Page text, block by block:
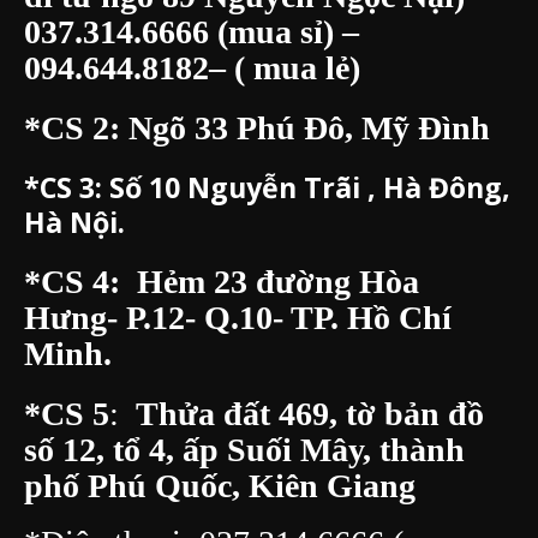
037.314.6666 (mua sỉ) –
094.644.8182– ( mua lẻ)
*CS 2: Ngõ 33 Phú Đô, Mỹ Đình
*CS 3: Số 10 Nguyễn Trãi , Hà Đông,
Hà Nội.
*CS 4: Hẻm 23 đường Hòa
Hưng- P.12- Q.10- TP. Hồ Chí
Minh.
*CS 5: Thửa đất 469, tờ bản đồ
số 12, tổ 4, ấp Suối Mây, thành
phố Phú Quốc, Kiên Giang